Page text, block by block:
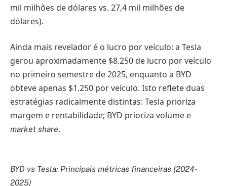
mil milhões de dólares vs. 27,4 mil milhões de
dólares).
Ainda mais revelador é o lucro por veículo: a Tesla
gerou aproximadamente $8.250 de lucro por veículo
no primeiro semestre de 2025, enquanto a BYD
obteve apenas $1.250 por veículo. Isto reflete duas
estratégias radicalmente distintas: Tesla prioriza
margem e rentabilidade; BYD prioriza volume e
market share.
BYD vs Tesla: Principais métricas financeiras (2024-
2025)